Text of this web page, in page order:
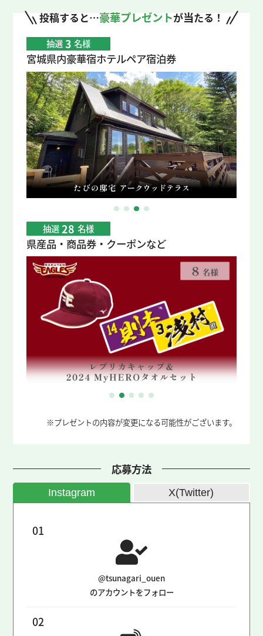
投稿すると…豪華プレゼントが当たる！
抽選 3 名様
宮城県内豪華宿ホテルペア宿泊券
抽選 28 名様
県産品・商品券・クーポンなど
※プレゼントの内容が変更になる可能性がございます。
応募方法
Instagram X(Twitter)
01
@tsunagari_ouen
のアカウントをフォロー
02